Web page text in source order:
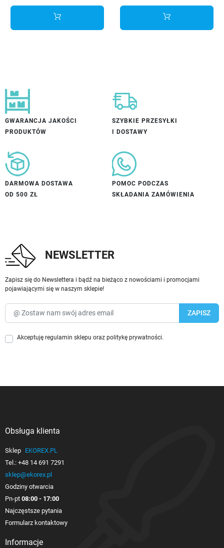
GWARANCJA JAKOŚCI
PRODUKTÓW
SZYBKIE PRZESYŁKI
I DOSTAWY
DARMOWA DOSTAWA
OD 500 ZŁ
POMOC PODCZAS
SKŁADANIA ZAMÓWIENIA
NEWSLETTER
Zapisz się do Newslettera i bądź na bieżąco z nowościami i promocjami
pojawiającymi się w naszym sklepie!
Akceptuję regulamin sklepu oraz politykę prywatności.
Obsługa klienta
Sklep EKOREX.PL
Tel.: +48 14 691 7291
sklep@ekorex.pl
Godziny otwarcia
Pn-pt 08:00 - 17:00
Najczęstsze pytania
Formularz kontaktowy
Informacje